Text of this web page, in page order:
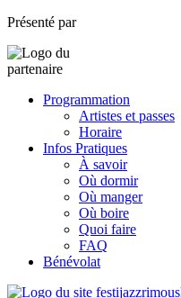
Présenté par
Programmation
Artistes et passes
Horaire
Infos Pratiques
À savoir
Où dormir
Où manger
Où boire
Quoi faire
FAQ
Bénévolat